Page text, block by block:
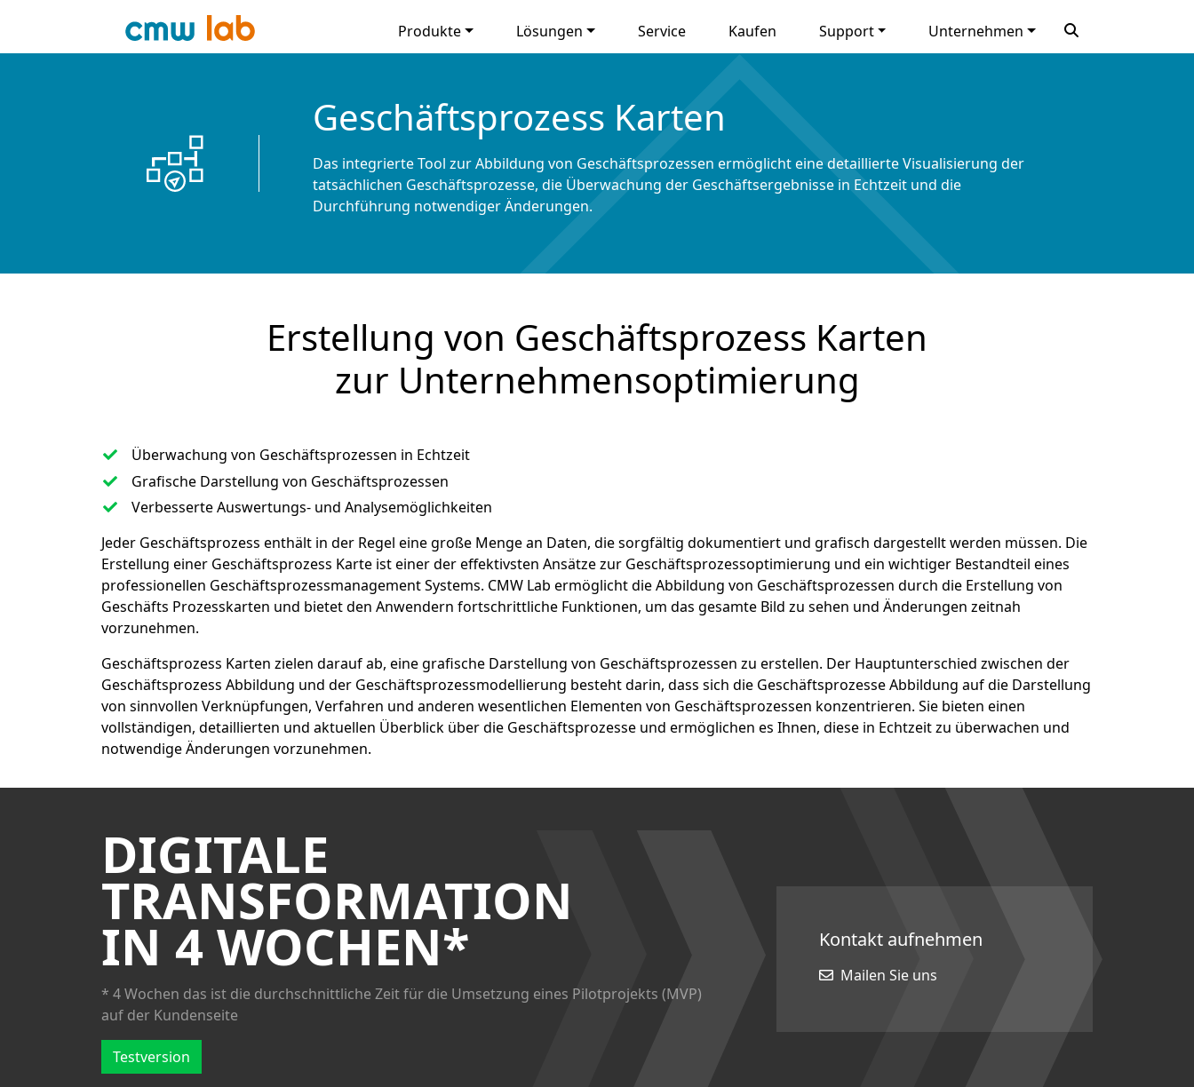
Produkte Lösungen Service Kaufen Support Unternehmen
Geschäftsprozess Karten
Das integrierte Tool zur Abbildung von Geschäftsprozessen ermöglicht eine detaillierte Visualisierung der
tatsächlichen Geschäftsprozesse, die Überwachung der Geschäftsergebnisse in Echtzeit und die
Durchführung notwendiger Änderungen.
Erstellung von Geschäftsprozess Karten
zur Unternehmensoptimierung
Überwachung von Geschäftsprozessen in Echtzeit
Grafische Darstellung von Geschäftsprozessen
Verbesserte Auswertungs- und Analysemöglichkeiten
Jeder Geschäftsprozess enthält in der Regel eine große Menge an Daten, die sorgfältig dokumentiert und grafisch dargestellt werden müssen. Die
Erstellung einer Geschäftsprozess Karte ist einer der effektivsten Ansätze zur Geschäftsprozessoptimierung und ein wichtiger Bestandteil eines
professionellen Geschäftsprozessmanagement Systems. CMW Lab ermöglicht die Abbildung von Geschäftsprozessen durch die Erstellung von
Geschäfts Prozesskarten und bietet den Anwendern fortschrittliche Funktionen, um das gesamte Bild zu sehen und Änderungen zeitnah
vorzunehmen.
Geschäftsprozess Karten zielen darauf ab, eine grafische Darstellung von Geschäftsprozessen zu erstellen. Der Hauptunterschied zwischen der
Geschäftsprozess Abbildung und der Geschäftsprozessmodellierung besteht darin, dass sich die Geschäftsprozesse Abbildung auf die Darstellung
von sinnvollen Verknüpfungen, Verfahren und anderen wesentlichen Elementen von Geschäftsprozessen konzentrieren. Sie bieten einen
vollständigen, detaillierten und aktuellen Überblick über die Geschäftsprozesse und ermöglichen es Ihnen, diese in Echtzeit zu überwachen und
notwendige Änderungen vorzunehmen.
DIGITALE
TRANSFORMATION
IN 4 WOCHEN*
* 4 Wochen das ist die durchschnittliche Zeit für die Umsetzung eines Pilotprojekts (MVP)
auf der Kundenseite
Testversion
Kontakt aufnehmen
Mailen Sie uns